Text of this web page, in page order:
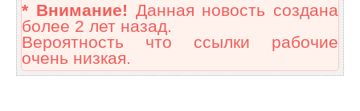
* Внимание! Данная новость создана
более 2 лет назад.
Вероятность что ссылки рабочие
очень низкая.